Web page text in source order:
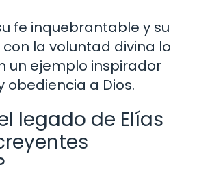
fe inquebrantable y su
la voluntad divina lo
un ejemplo inspirador
obediencia a Dios.
legado de Elías